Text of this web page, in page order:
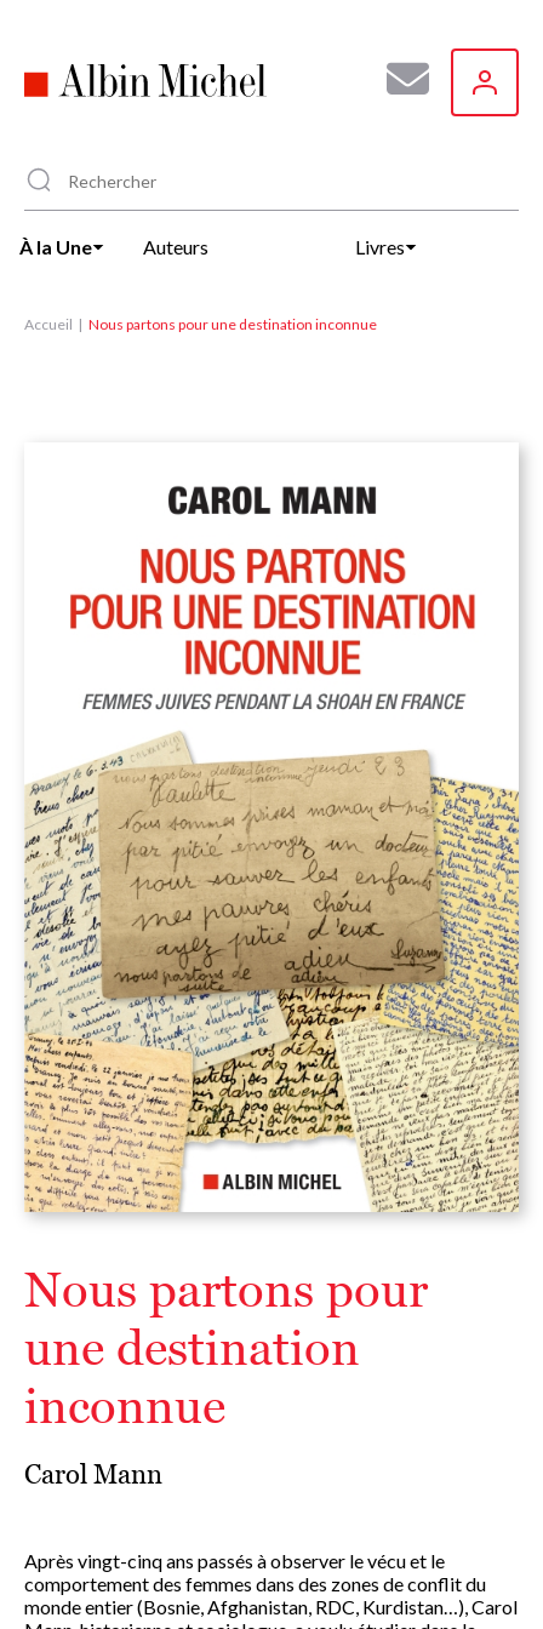
principal
À la Une Auteurs Livres
Accueil Nous partons pour une destination inconnue
Nous partons pour
une destination
inconnue
Carol Mann
Après vingt-cinq ans passés à observer le vécu et le
comportement des femmes dans des zones de conflit du
monde entier (Bosnie, Afghanistan, RDC, Kurdistan…), Carol